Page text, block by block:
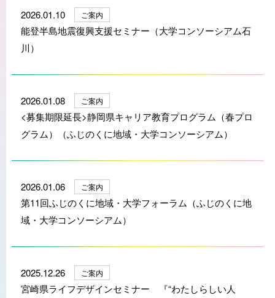
2026.01.10 ご案内
能登半島地震復興支援セミナー（大学コンソーシアム石
川）
2026.01.08 ご案内
<募集期限延長>静岡県キャリア教育プログラム（春プロ
グラム）（ふじのくに地域・大学コンソーシアム）
2026.01.06 ご案内
第11回ふじのくに地域・大学フォーラム（ふじのくに地
域・大学コンソーシアム）
2025.12.26 ご案内
宮崎県ライフデザインセミナー 『“わたしらしい人